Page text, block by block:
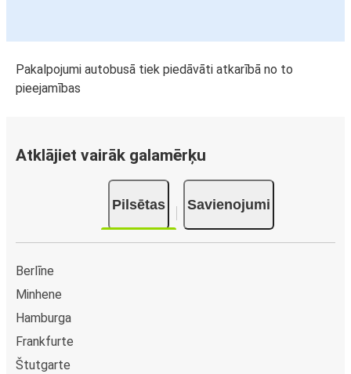
Pakalpojumi autobusā tiek piedāvāti atkarībā no to
pieejamības
Atklājiet vairāk galamērķu
Pilsētas Savienojumi
Berlīne
Minhene
Hamburga
Frankfurte
Štutgarte